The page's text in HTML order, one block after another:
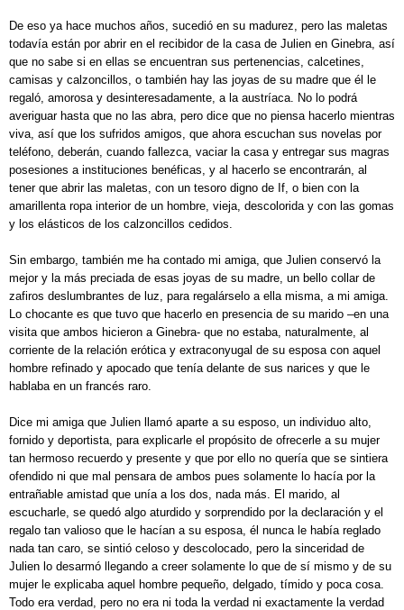
De eso ya hace muchos años, sucedió en su madurez, pero las maletas
todavía están por abrir en el recibidor de la casa de Julien en Ginebra, así
que no sabe si en ellas se encuentran sus pertenencias, calcetines,
camisas y calzoncillos, o también hay las joyas de su madre que él le
regaló, amorosa y desinteresadamente, a la austríaca. No lo podrá
averiguar hasta que no las abra, pero dice que no piensa hacerlo mientras
viva, así que los sufridos amigos, que ahora escuchan sus novelas por
teléfono, deberán, cuando fallezca, vaciar la casa y entregar sus magras
posesiones a instituciones benéficas, y al hacerlo se encontrarán, al
tener que abrir las maletas, con un tesoro digno de If, o bien con la
amarillenta ropa interior de un hombre, vieja, descolorida y con las gomas
y los elásticos de los calzoncillos cedidos.
Sin embargo, también me ha contado mi amiga, que Julien conservó la
mejor y la más preciada de esas joyas de su madre, un bello collar de
zafiros deslumbrantes de luz, para regalárselo a ella misma, a mi amiga.
Lo chocante es que tuvo que hacerlo en presencia de su marido –en una
visita que ambos hicieron a Ginebra- que no estaba, naturalmente, al
corriente de la relación erótica y extraconyugal de su esposa con aquel
hombre refinado y apocado que tenía delante de sus narices y que le
hablaba en un francés raro.
Dice mi amiga que Julien llamó aparte a su esposo, un individuo alto,
fornido y deportista, para explicarle el propósito de ofrecerle a su mujer
tan hermoso recuerdo y presente y que por ello no quería que se sintiera
ofendido ni que mal pensara de ambos pues solamente lo hacía por la
entrañable amistad que unía a los dos, nada más. El marido, al
escucharle, se quedó algo aturdido y sorprendido por la declaración y el
regalo tan valioso que le hacían a su esposa, él nunca le había reglado
nada tan caro, se sintió celoso y descolocado, pero la sinceridad de
Julien lo desarmó llegando a creer solamente lo que de sí mismo y de su
mujer le explicaba aquel hombre pequeño, delgado, tímido y poca cosa.
Todo era verdad, pero no era ni toda la verdad ni exactamente la verdad